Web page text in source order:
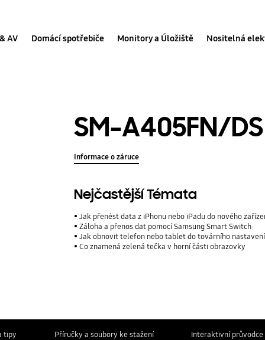
AV Domácí spotřebiče Monitory a Úložiště Nositelná
SM-A405FN/DS
Informace o záruce
Nejčastější Témata
Jak přenést data z iPhonu nebo iPadu do nového
Záloha a přenos dat pomocí Samsung Smart Switch
Jak obnovit telefon nebo tablet do továrního
Co znamená zelená tečka v horní části obrazovky
tipy Příručky a soubory ke stažení Interaktivní průvodce